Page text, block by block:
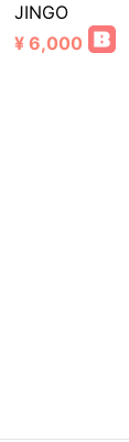
JINGO
¥ 6,000